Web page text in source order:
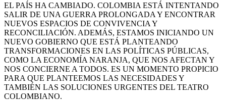
EL PAÍS HA CAMBIADO. COLOMBIA ESTÁ INTENTANDO
SALIR DE UNA GUERRA PROLONGADA Y ENCONTRAR
NUEVOS ESPACIOS DE CONVIVENCIA Y
RECONCILIACIÓN. ADEMÁS, ESTAMOS INICIANDO UN
NUEVO GOBIERNO QUE ESTÁ PLANTEANDO
TRANSFORMACIONES EN LAS POLÍTICAS PÚBLICAS,
COMO LA ECONOMÍA NARANJA, QUE NOS AFECTAN Y
NOS CONCIERNE A TODOS. ES UN MOMENTO PROPICIO
PARA QUE PLANTEEMOS LAS NECESIDADES Y
TAMBIÉN LAS SOLUCIONES URGENTES DEL TEATRO
COLOMBIANO.